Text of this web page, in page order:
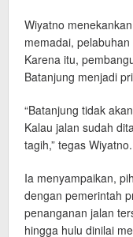
Wiyatno
memadai,
Karena itu,
Batanjung menjadi
“Batanjung tidak
Kalau jalan sudah
tagih,” tegas Wiyatno.
Ia menyampaikan,
dengan pemerintah
penanganan jalan
hingga hulu dinilai